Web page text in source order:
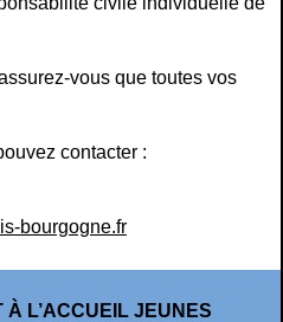
vous que toutes vos
contacter :
bourgogne.fr
À L’ACCUEIL JEUNES